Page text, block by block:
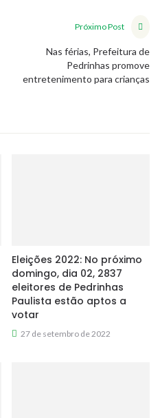
Próximo Post
Nas férias, Prefeitura de
Pedrinhas promove
entretenimento para crianças
Eleições 2022: No próximo
domingo, dia 02, 2837
eleitores de Pedrinhas
Paulista estão aptos a
votar
27 de setembro de 2022